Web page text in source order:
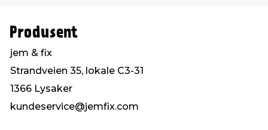
Produsent
jem & fix
Strandveien 35, lokale C3-31
1366 Lysaker
kundeservice@jemfix.com